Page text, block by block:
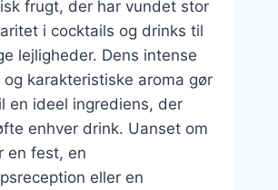
frugt, der har vundet stor
i cocktails og drinks til
lejligheder. Dens intense
og karakteristiske aroma gør
en ideel ingrediens, der
enhver drink. Uanset om
en fest, en
eller en